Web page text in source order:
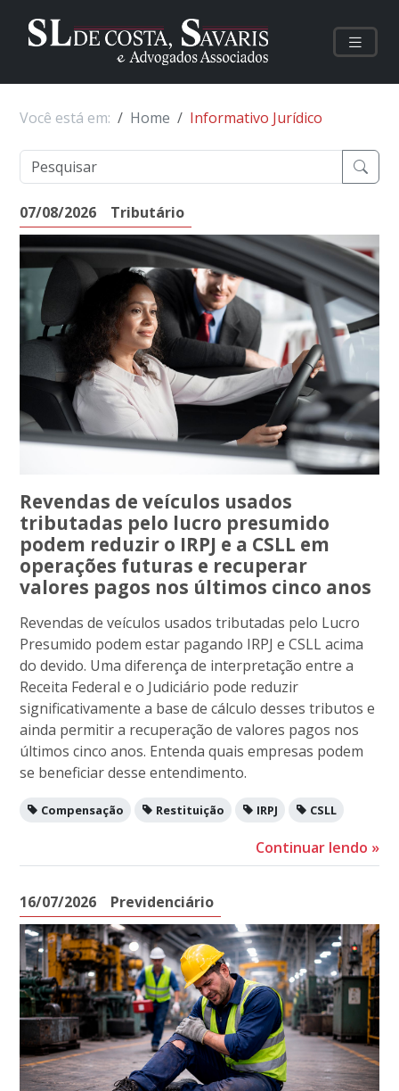
Você está em: Home Informativo Jurídico
07/08/2026 Tributário
Revendas de veículos usados
tributadas pelo lucro presumido
podem reduzir o IRPJ e a CSLL em
operações futuras e recuperar
valores pagos nos últimos cinco anos
Revendas de veículos usados tributadas pelo Lucro
Presumido podem estar pagando IRPJ e CSLL acima
do devido. Uma diferença de interpretação entre a
Receita Federal e o Judiciário pode reduzir
significativamente a base de cálculo desses tributos e
ainda permitir a recuperação de valores pagos nos
últimos cinco anos. Entenda quais empresas podem
se beneficiar desse entendimento.
Compensação Restituição IRPJ CSLL
Continuar lendo »
16/07/2026 Previdenciário